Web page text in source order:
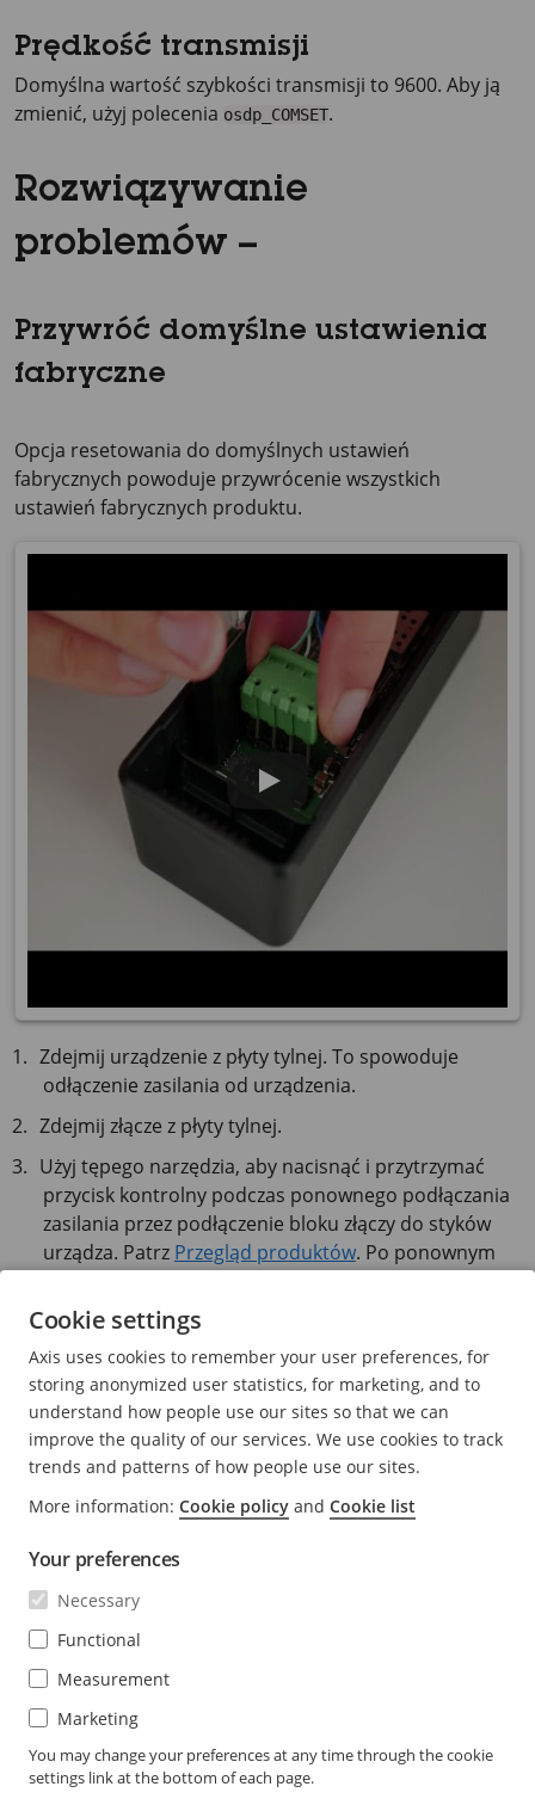
Prędkość transmisji
Domyślna wartość szybkości transmisji to 9600. Aby ją
zmienić, użyj polecenia osdp_COMSET.
Rozwiązywanie
problemów –
Przywróć domyślne ustawienia
fabryczne
Opcja resetowania do domyślnych ustawień
fabrycznych powoduje przywrócenie wszystkich
ustawień fabrycznych produktu.
Zdejmij urządzenie z płyty tylnej. To spowoduje
odłączenie zasilania od urządzenia.
Zdejmij złącze z płyty tylnej.
Użyj tępego narzędzia, aby nacisnąć i przytrzymać
przycisk kontrolny podczas ponownego podłączania
zasilania przez podłączenie bloku złączy do styków
urządza. Patrz Przegląd produktów. Po ponownym
dźwiękowy. Będzie on oznaczał, że został naciśnięty
przycisk kontrolny.
Przytrzymaj naciśnięty przycisk kontrolny przez kilka
sekund.
Zwolnij przycisk Control. Usłyszysz sygnał dźwiękowy.
Będzie on oznaczał przywrócenie ustawień
fabrycznych w urządzeniu.
Włóż blok złączy na swoje miejsce na płycie tylnej.
Zawieś urządzenie na płycie tylnej i zatrzaśnij powoli
moduł.
Cookie settings
Axis uses cookies to remember your user preferences, for
storing anonymized user statistics, for marketing, and to
understand how people use our sites so that we can
improve the quality of our services. We use cookies to track
trends and patterns of how people use our sites.
More information: Cookie policy and Cookie list
Your preferences
Necessary
Functional
Measurement
Marketing
You may change your preferences at any time through the cookie
settings link at the bottom of each page.